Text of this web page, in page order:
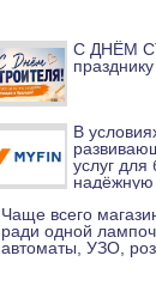
С ДНЁМ
В
услуг для
Чаще всего
ради одной
автоматы, УЗО,